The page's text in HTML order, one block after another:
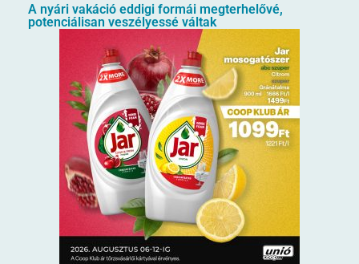
A nyári vakáció eddigi formái megterhelővé,
potenciálisan veszélyessé váltak